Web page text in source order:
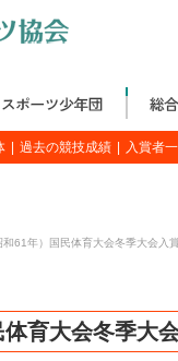
過去の競技成績 入賞者
61年）国民体育大会冬季大会入
育大会冬季大